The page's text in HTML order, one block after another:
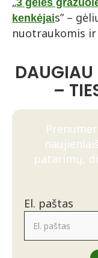
3 gėlės
kenkėjais” –
nuotraukomis ir
–
patarimų,
El. paštas